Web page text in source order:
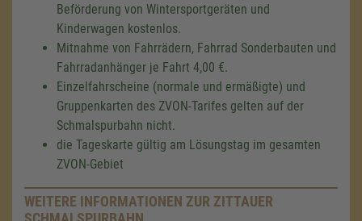
Beförderung von Wintersportgeräten und
Kinderwagen kostenlos.
Mitnahme von Fahrrädern, Fahrrad Sonderbauten und
Fahrradanhänger je Fahrt 4,00 €.
Einzelfahrscheine (normale und ermäßigte) und
Gruppenkarten des ZVON-Tarifes gelten auf der
Schmalspurbahn nicht.
die Tageskarte gültig am Lösungstag im gesamten
ZVON-Gebiet
WEITERE INFORMATIONEN ZUR ZITTAUER